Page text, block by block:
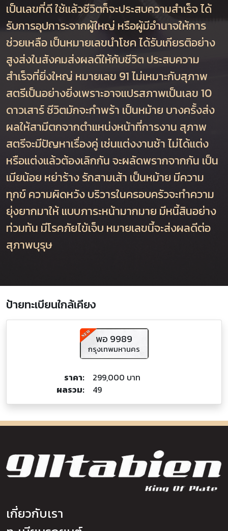
เป็นเลขที่ดี ใช้แล้วชีวิตก็จะประสบความสำเร็จ ได้
รับการอุปการะจากผู้ใหญ่ หรือผู้มีอำนาจให้การ
ช่วยเหลือ เป็นหมายเลขนำโชค ได้รับเกียรติอย่าง
สูงส่งในสังคมส่งผลดีให้กับชีวิต ประสบความ
สำเร็จที่ยิ่งใหญ่ หมายเลข 91 ไม่เหมาะกับสุภาพ
สตรีเป็นอย่างยิ่งเพราะอาจแปรสภาพเป็นเลข 10
ดาวเสาร์ ชีวิตมักจะกำพร้า เป็นหม้าย บางครั้งส่ง
ผลให้สามีตกจากตำแหน่งหน้าที่การงาน สุภาพ
สตรีจะมีปัญหาเรื่องคู่ เช่นแต่งงานช้า ไม่ได้แต่ง
หรือแต่งแล้วต้องเลิกกัน จะผลัดพรากจากกัน เป็น
เมียน้อย หย่าร้าง รักสามเส้า เป็นหม้าย มีความ
ทุกข์ ความผิดหวัง บริวารในครอบครัวจะทำความ
ยุ่งยากมาให้ แบบภาระหน้ามากมาย มีหนี้สินอย่าง
ท่วมท้น มีโรคภัยไข้เจ็บ หมายเลขนี้จะส่งผลดีต่อ
สุภาพบุรุษ
ป้ายทะเบียนใกล้เคียง
พอ 9989
กรุงเทพมหานคร
ราคา:
299,000 บาท
ผลรวม:
49
เกี่ยวกับเรา